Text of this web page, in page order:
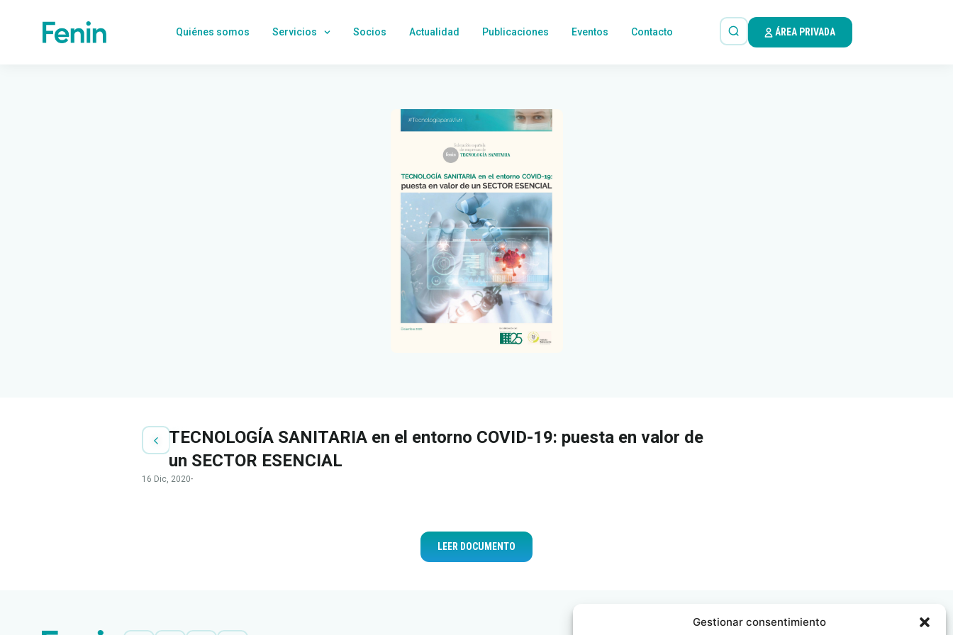
Gestionar consentimiento
Quiénes somos Servicios Socios Actualidad Publicaciones Eventos Contacto ÁREA PRIVADA
TECNOLOGÍA SANITARIA en el entorno COVID-19: puesta en valor de
un SECTOR ESENCIAL
16 Dic, 2020·
LEER DOCUMENTO